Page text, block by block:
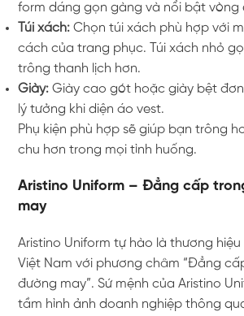
form dáng gọn gàng và nổi bật vòng
Túi xách: Chọn túi xách phù hợp với
cách của trang phục. Túi xách nhỏ
trông thanh lịch hơn.
Giày: Giày cao gót hoặc giày bệt
lý tưởng khi diện áo vest.
Phụ kiện phù hợp sẽ giúp bạn trông
chu hơn trong mọi tình huống.
Aristino Uniform – Đẳng cấp
may
Aristino Uniform tự hào là thương
Việt Nam với phương châm “Đẳng
đường may”. Sứ mệnh của Aristino
tầm hình ảnh doanh nghiệp thông